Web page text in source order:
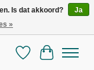
Verlanglijst
Is dat akkoord?
Ja
»